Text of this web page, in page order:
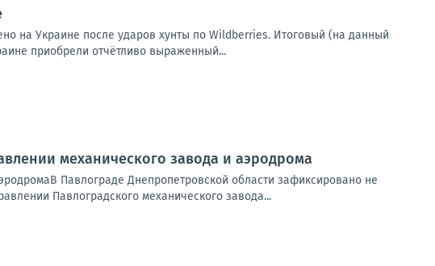
на Украине после ударов хунты по Wildberries. Итоговый (на данный
приобрели отчётливо выраженный...
механического завода и аэродрома
Павлограде Днепропетровской области зафиксировано не
Павлоградского механического завода...